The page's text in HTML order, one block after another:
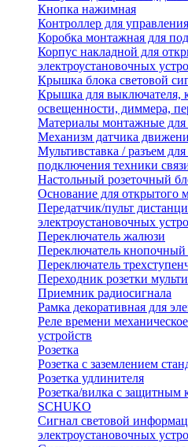
Кнопка нажимная
Контроллер для
Коробка монтажная для
Корпус накладной для
электроустановочных
Крышка блока световой
Крышка для выключателя,
освещенности, диммера,
Материалы монтажные для
Механизм датчика
Мультивставка / разъем
подключения техники
Настольный розеточный
Основание для открытого
Передатчик/пульт
электроустановочных
Переключатель жалюзи
Переключатель
Переключатель
Переходник розетки
Приемник радиосигнала
Рамка декоративная для
Реле времени
устройств
Розетка
Розетка с заземлением
Розетка удлинителя
Розетка/вилка с защитным
SCHUKO
Сигнал световой
электроустановочных